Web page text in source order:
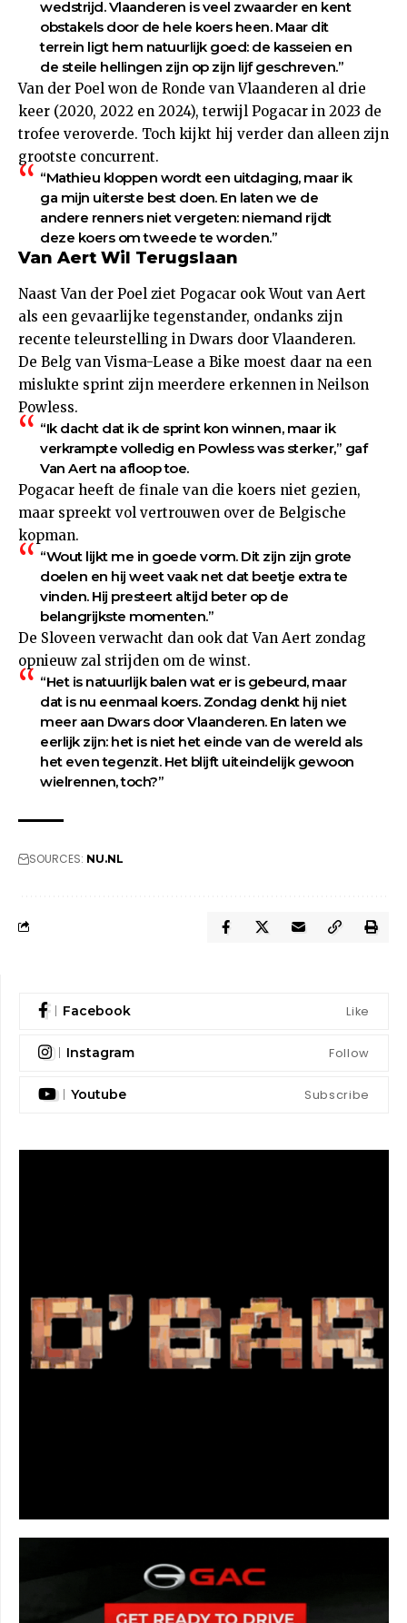
wedstrijd. Vlaanderen is veel zwaarder en kent
obstakels door de hele koers heen. Maar dit
terrein ligt hem natuurlijk goed: de kasseien en
de steile hellingen zijn op zijn lijf geschreven.”
Van der Poel won de Ronde van Vlaanderen al drie
keer (2020, 2022 en 2024), terwijl Pogacar in 2023 de
trofee veroverde. Toch kijkt hij verder dan alleen zijn
grootste concurrent.
“Mathieu kloppen wordt een uitdaging, maar ik
ga mijn uiterste best doen. En laten we de
andere renners niet vergeten: niemand rijdt
deze koers om tweede te worden.”
Van Aert Wil Terugslaan
Naast Van der Poel ziet Pogacar ook Wout van Aert
als een gevaarlijke tegenstander, ondanks zijn
recente teleurstelling in Dwars door Vlaanderen.
De Belg van Visma-Lease a Bike moest daar na een
mislukte sprint zijn meerdere erkennen in Neilson
Powless.
“Ik dacht dat ik de sprint kon winnen, maar ik
verkrampte volledig en Powless was sterker,” gaf
Van Aert na afloop toe.
Pogacar heeft de finale van die koers niet gezien,
maar spreekt vol vertrouwen over de Belgische
kopman.
“Wout lijkt me in goede vorm. Dit zijn zijn grote
doelen en hij weet vaak net dat beetje extra te
vinden. Hij presteert altijd beter op de
belangrijkste momenten.”
De Sloveen verwacht dan ook dat Van Aert zondag
opnieuw zal strijden om de winst.
“Het is natuurlijk balen wat er is gebeurd, maar
dat is nu eenmaal koers. Zondag denkt hij niet
meer aan Dwars door Vlaanderen. En laten we
eerlijk zijn: het is niet het einde van de wereld als
het even tegenzit. Het blijft uiteindelijk gewoon
wielrennen, toch?”
SOURCES: NU.NL
Facebook Like
Instagram Follow
Youtube Subscribe